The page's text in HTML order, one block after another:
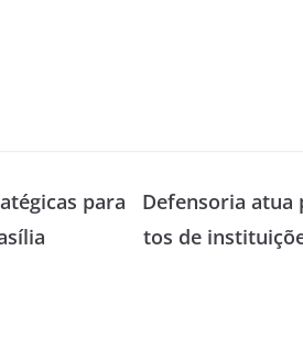
para
Defensoria
tos de